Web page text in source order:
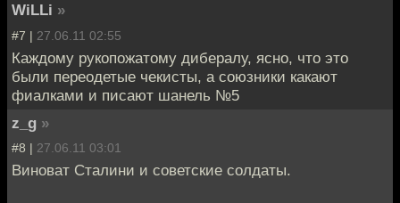
WiLLi »
#7 | 27.06.11 02:55
Каждому рукопожатому дибералу, ясно, что это
были переодетые чекисты, а союзники какают
фиалками и писают шанель №5
z_g »
#8 | 27.06.11 03:01
Виноват Сталини и советские солдаты.